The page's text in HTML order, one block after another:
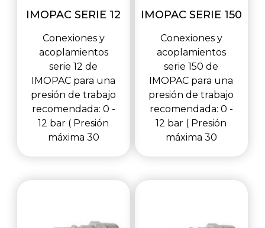
IMOPAC SERIE 12
Conexiones y
acoplamientos
serie 12 de
IMOPAC para una
presión de trabajo
recomendada: 0 -
12 bar ( Presión
máxima 30
IMOPAC SERIE 150
Conexiones y
acoplamientos
serie 150 de
IMOPAC para una
presión de trabajo
recomendada: 0 -
12 bar ( Presión
máxima 30